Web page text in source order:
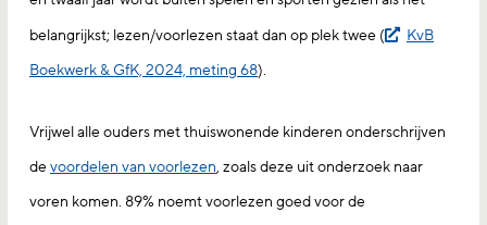
belangrijkst; lezen/voorlezen staat dan op plek twee (
KvB
Boekwerk & GfK, 2024, meting 68).
Vrijwel alle ouders met thuiswonende kinderen onderschrijven
devoordelen van voorlezen, zoals deze uit onderzoek naar
voren komen. 89% noemt voorlezen goed voor de